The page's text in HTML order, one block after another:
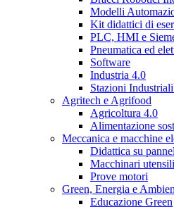
Modelli
Kit didattici di
PLC, HMI e
Pneumatica ed
Software
Industria 4.0
Stazioni
Agritech e Agrifood
Agricoltura 4.0
Alimentazione
Meccanica e macchine
Didattica su
Macchinari utensili
Prove motori
Green, Energia e
Educazione Green